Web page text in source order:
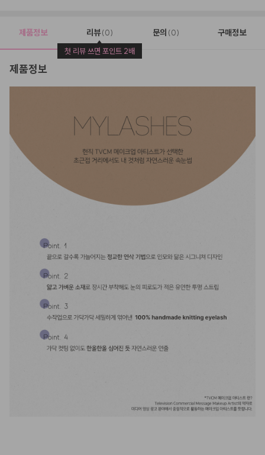
제품정보 리뷰 (0)
첫 리뷰 쓰면 포인트 2배
문의 (0) 구매정보
제품정보